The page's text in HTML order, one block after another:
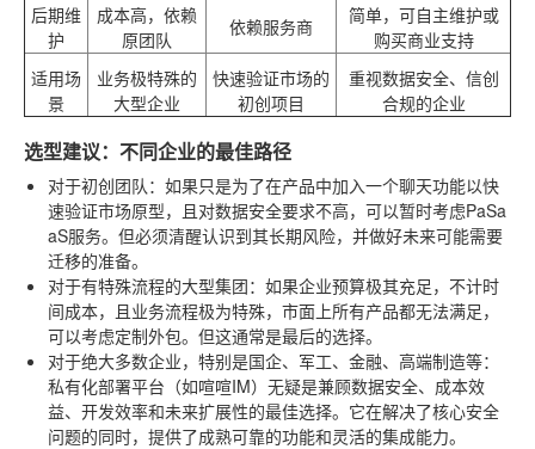
后期维
护
成本高，依赖
原团队
依赖服务商
简单，可自主维护或
购买商业支持
适用场
景
业务极特殊的
大型企业
快速验证市场的
初创项目
重视数据安全、信创
合规的企业
选型建议：不同企业的最佳路径
对于初创团队 ：如果只是为了在产品中加入一个聊天功能以快
速验证市场原型，且对数据安全要求不高，可以暂时考虑PaSa
aS服务。但必须清醒认识到其长期风险，并做好未来可能需要
迁移的准备。
对于有特殊流程的大型集团：如果企业预算极其充足，不计时
间成本，且业务流程极为特殊，市面上所有产品都无法满足，
可以考虑定制外包。但这通常是最后的选择。
对于绝大多数企业，特别是国企、军工、金融、高端制造等：
私有化部署平台（如喧喧IM）无疑是兼顾数据安全、成本效
益、开发效率和未来扩展性的最佳选择。它在解决了核心安全
问题的同时，提供了成熟可靠的功能和灵活的集成能力。